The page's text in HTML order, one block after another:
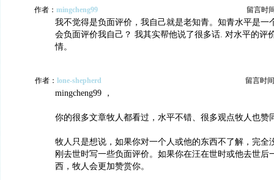
作者： mingcheng99 留言时
我不觉得是负面评价，我自己就是老知青。知青水平是一
会负面评价我自己？ 我其实帮他说了很多话. 对水平的评
情。
作者： lone-shepherd 留言时
mingcheng99 ，
你的很多文章牧人都看过，水平不错、很多观点牧人也赞
牧人只是想说，如果你对一个人或他的东西不了解，完全
刚去世时写一些负面评价。如果你在汪在世时或他去世后
西，牧人会更加赞赏你。